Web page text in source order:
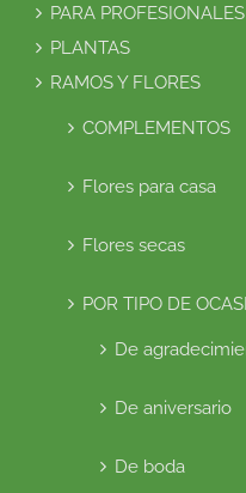
PARA PROFESIONALES
PLANTAS
RAMOS Y FLORES
COMPLEMENTOS
Flores para casa
Flores secas
POR TIPO DE
De
De aniversario
De boda